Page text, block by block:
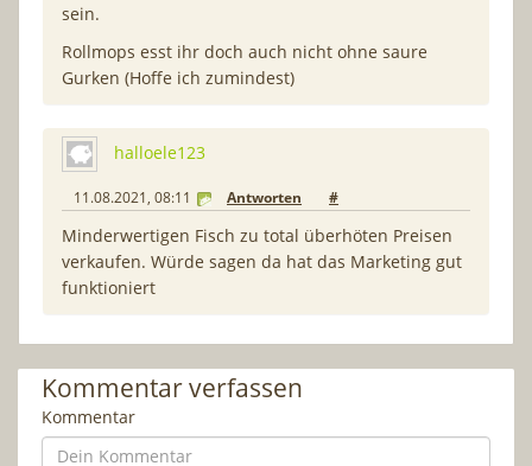
sein.
Rollmops esst ihr doch auch nicht ohne saure
Gurken (Hoffe ich zumindest)
halloele123
11.08.2021, 08:11 Antworten #
Minderwertigen Fisch zu total überhöten Preisen
verkaufen. Würde sagen da hat das Marketing gut
funktioniert
Kommentar verfassen
Kommentar